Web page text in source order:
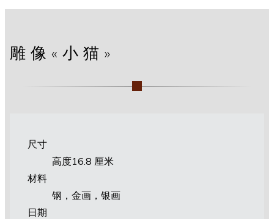
雕像«小猫»
尺寸
高度16.8 厘米
材料
钢，金画，银画
日期